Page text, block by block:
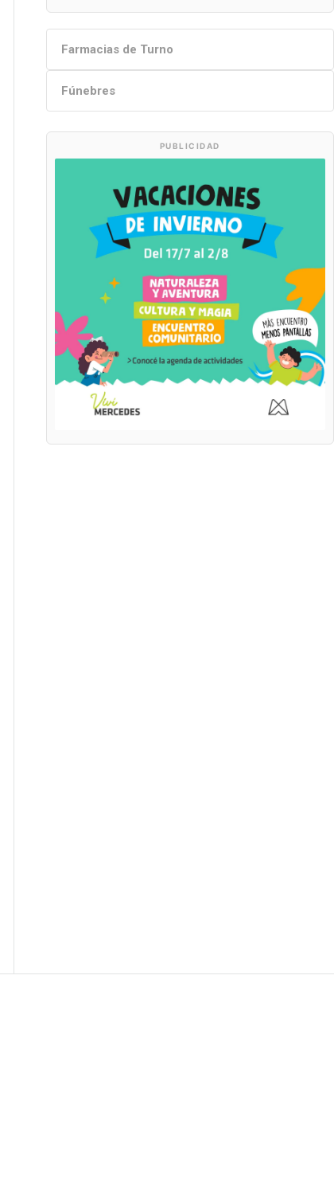
Farmacias de Turno
Fúnebres
PUBLICIDAD